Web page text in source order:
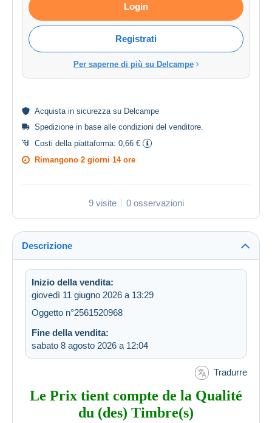
Login
Registrati
Per saperne di più su Delcampe
Acquista in sicurezza su Delcampe
Spedizione in base alle condizioni del venditore
Costi della piattaforma: 0,66 €
Rimangono 2 giorni 14 ore
9 visite 0 osservazioni
Descrizione
Inizio della vendita:
giovedì 11 giugno 2026 a 13:29
Oggetto n°2561520968
Fine della vendita:
sabato 8 agosto 2026 a 12:04
Tradurre
Le Prix tient compte de la Qualité
du (des) Timbre(s)